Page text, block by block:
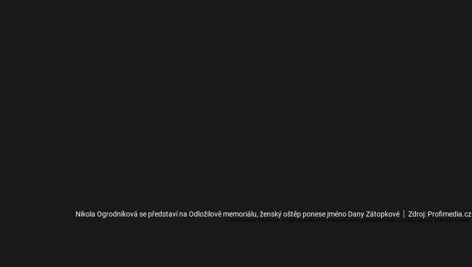
Nikola Ogrodníková se představí na Odložilově memoriálu, ženský oštěp ponese jméno Dany Zátopkové Zdroj: Profimedia.cz